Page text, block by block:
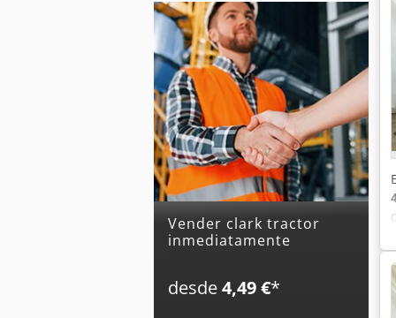
Vender clark tractor
inmediatamente
desde4,49 €*